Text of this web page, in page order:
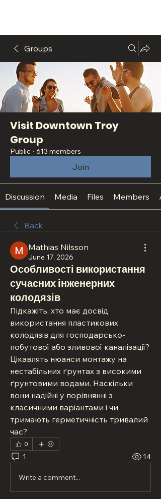
Groups
Visit Downtown Troy
Group
Public · 613 members
Join
Discussion Media Files Members
Back
Mathias Nilsson
June 17, 2026
Особливості використання
сучасних інженерних
колодязів
Підкажіть, хто має досвід
використання пластикових
колодязів для господарсько-
побутової або зливової каналізації?
Цікавлять нюанси монтажу на
нестабільних ґрунтах з високими
ґрунтовими водами. Наскільки
вони надійні у порівнянні з
класичними варіантами і чи
тримають герметичність тривалий
час?
0
1 14
Write a comment...